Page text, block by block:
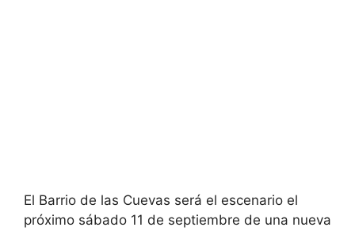
El Barrio de las Cuevas será el escenario el
próximo sábado 11 de septiembre de una nueva